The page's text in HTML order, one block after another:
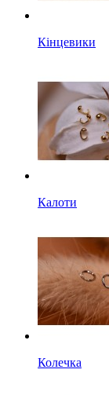
Кінцевики
Калоти
Колечка